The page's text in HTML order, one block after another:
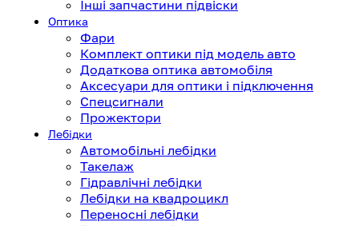
Інші запчастини підвіски
Оптика
Фари
Комплект оптики під модель авто
Додаткова оптика автомобіля
Аксесуари для оптики і підключення
Спецсигнали
Прожектори
Лебідки
Автомобільні лебідки
Такелаж
Гідравлічні лебідки
Лебідки на квадроцикл
Переносні лебідки